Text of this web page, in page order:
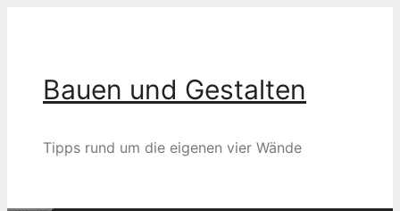
Bauen und Gestalten
Tipps rund um die eigenen vier Wände